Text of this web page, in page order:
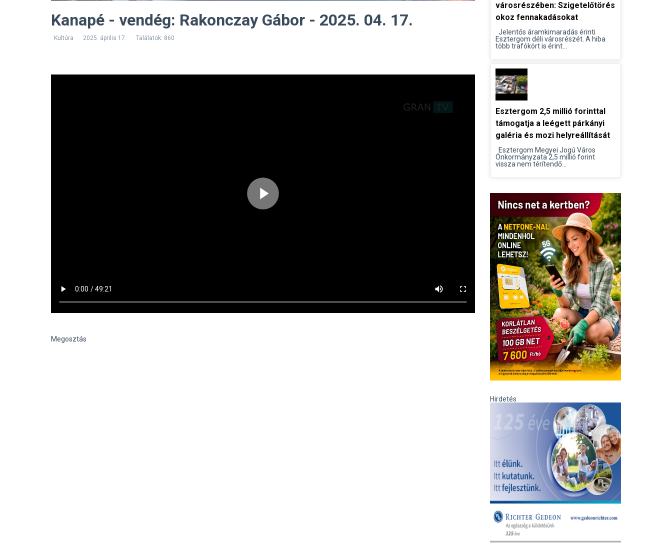
Kanapé - vendég: Rakonczay Gábor - 2025. 04. 17.
Kultúra 2025. április 17. Találatok: 860
Megosztás
városrészében: Szigetelőtörés
okoz fennakadásokat
Jelentős áramkimaradás érinti
Esztergom déli városrészét. A hiba
több trafókört is érint...
Esztergom 2,5 millió forinttal
támogatja a leégett párkányi
galéria és mozi helyreállítását
Esztergom Megyei Jogú Város
Önkormányzata 2,5 millió forint
vissza nem térítendő...
Hirdetés